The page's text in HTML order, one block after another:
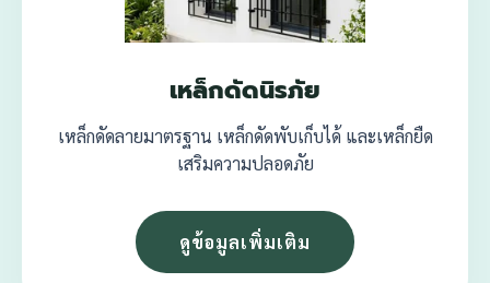
เหล็กดัดนิรภัย
เหล็กดัดลายมาตรฐาน เหล็กดัดพับเก็บได้ และเหล็กยืด
เสริมความปลอดภัย
ดูข้อมูลเพิ่มเติม